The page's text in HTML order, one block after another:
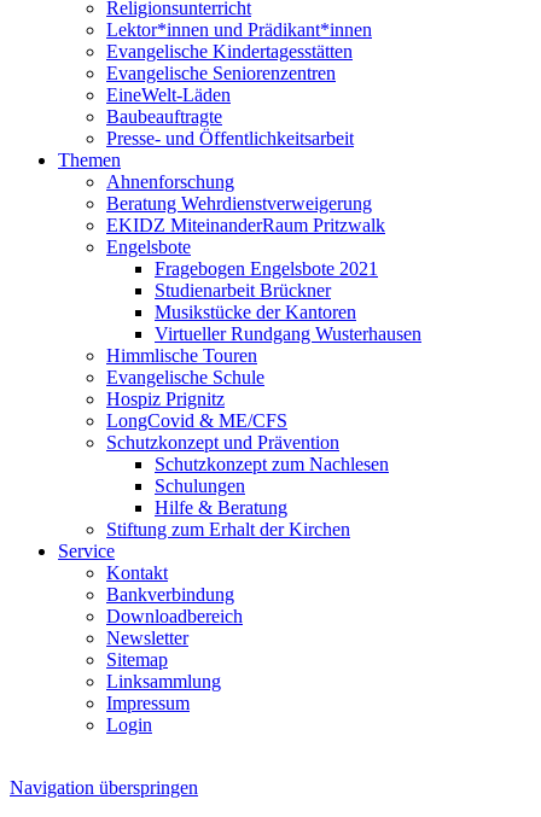
Religionsunterricht
Lektor*innen und Prädikant*innen
Evangelische Kindertagesstätten
Evangelische Seniorenzentren
EineWelt-Läden
Baubeauftragte
Presse- und Öffentlichkeitsarbeit
Themen
Ahnenforschung
Beratung Wehrdienstverweigerung
EKIDZ MiteinanderRaum Pritzwalk
Engelsbote
Fragebogen Engelsbote 2021
Studienarbeit Brückner
Musikstücke der Kantoren
Virtueller Rundgang Wusterhausen
Himmlische Touren
Evangelische Schule
Hospiz Prignitz
LongCovid & ME/CFS
Schutzkonzept und Prävention
Schutzkonzept zum Nachlesen
Schulungen
Hilfe & Beratung
Stiftung zum Erhalt der Kirchen
Service
Kontakt
Bankverbindung
Downloadbereich
Newsletter
Sitemap
Linksammlung
Impressum
Login
Navigation überspringen